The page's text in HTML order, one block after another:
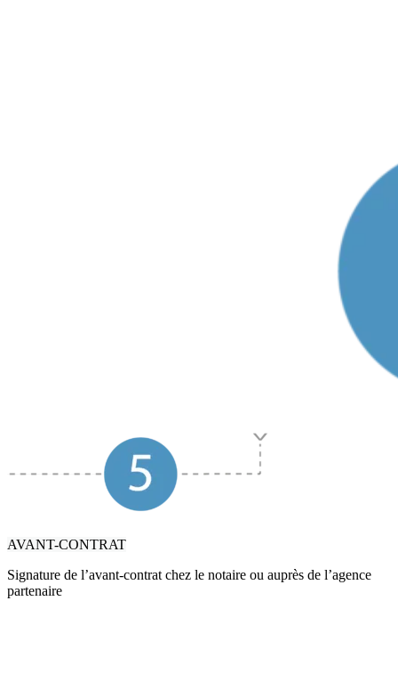
AVANT-CONTRAT
Signature de l’avant-contrat chez le notaire ou auprès de l’agence
partenaire